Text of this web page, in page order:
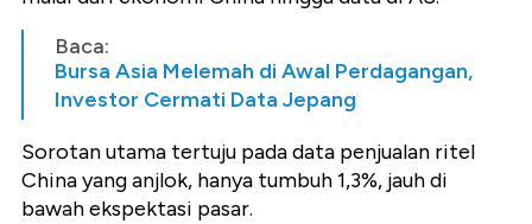
Baca:
Bursa Asia Melemah di Awal Perdagangan,
Investor Cermati Data Jepang
Sorotan utama tertuju pada data penjualan ritel
China yang anjlok, hanya tumbuh 1,3%, jauh di
bawah ekspektasi pasar.